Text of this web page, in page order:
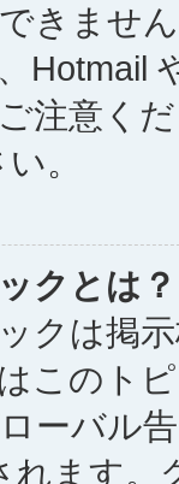
きませ
Hotmail
注意く
。
クとは？
クは掲
このト
ーバル
れます